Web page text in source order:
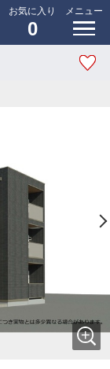
お気に入り
0
メニュー